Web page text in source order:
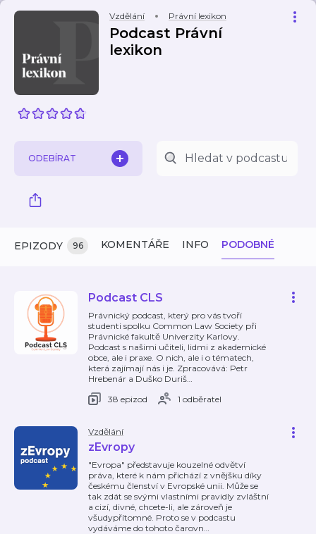
Vzdělání Právní lexikon
Podcast Právní
lexikon
ODEBÍRAT
EPIZODY 96 KOMENTÁŘE INFO PODOBNÉ
Podcast CLS
Právnický podcast, který pro vás tvoří
studenti spolku Common Law Society při
Právnické fakultě Univerzity Karlovy.
Podcast s našimi učiteli, lidmi z akademické
obce, ale i praxe. O nich, ale i o tématech,
která zajímají nás i je. Zpracovává: Petr
Hrebenár a Duško Duriš…
38 epizod
1 odběratel
Vzdělání
zEvropy
"Evropa" představuje kouzelné odvětví
práva, které k nám přichází z vnějšku díky
českému členství v Evropské unii. Může se
tak zdát se svými vlastními pravidly zvláštní
a cizí, divné, chcete-li, ale zároveň je
všudypřítomné. Proto se v podcastu
vydáváme do tohoto čarovn…